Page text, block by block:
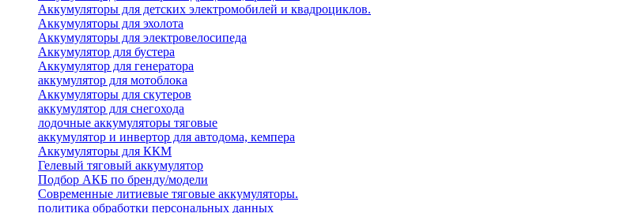
Аккумуляторы для детских электромобилей и квадроциклов.
Аккумуляторы для эхолота
Аккумуляторы для электровелосипеда
Аккумулятор для бустера
Аккумулятор для генератора
аккумулятор для мотоблока
Аккумуляторы для скутеров
аккумулятор для снегохода
лодочные аккумуляторы тяговые
аккумулятор и инвертор для автодома, кемпера
Аккумуляторы для ККМ
Гелевый тяговый аккумулятор
Подбор АКБ по бренду/модели
Современные литиевые тяговые аккумуляторы.
политика обработки персональных данных